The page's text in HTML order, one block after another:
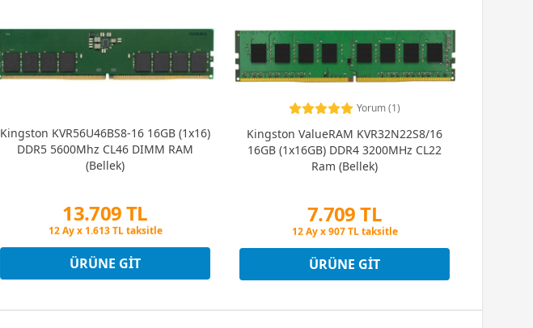
Kingston KVR56U46BS8-16 16GB (1x16)
DDR5 5600Mhz CL46 DIMM RAM
(Bellek)
13.709 TL
Peşin Fiyatına 3 Taksit
Peşin Fiyatına 3 Taksit
ÜRÜNE GIT
Yorum (1)
Kingston ValueRAM KVR32N22S8/16
16GB (1x16GB) DDR4 3200MHz CL22
Ram (Bellek)
7.709 TL
Peşin Fiyatına 3 Taksit
Peşin Fiyatına 3 Taksit
ÜRÜNE GIT